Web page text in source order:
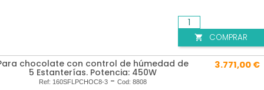
 COMPRAR
chocolate con control de húmedad de
5 Estanterías. Potencia: 450W
Ref: 160SFLPCHOC8-3- Cod: 8808
3.771,00 €